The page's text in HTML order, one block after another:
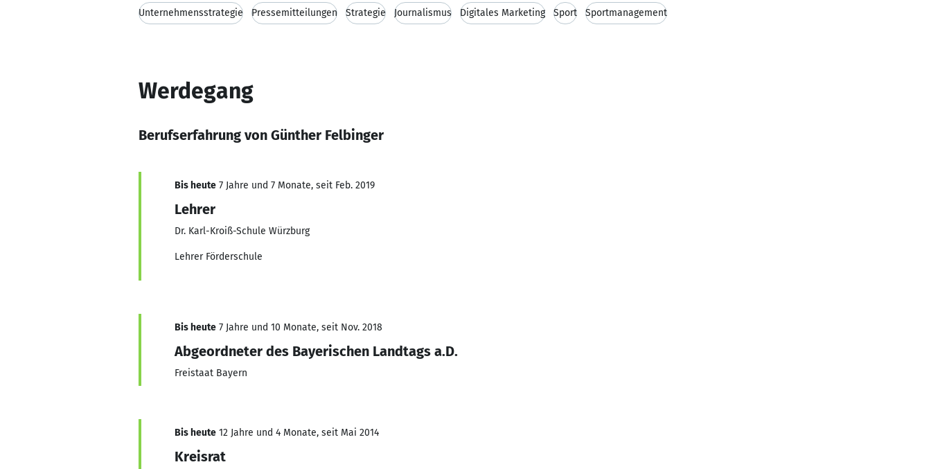
Unternehmensstrategie Pressemitteilungen Strategie Journalismus Digitales Marketing Sport Sportmanagement
Werdegang
Berufserfahrung von Günther Felbinger
Bis heute 7 Jahre und 7 Monate, seit Feb. 2019
Lehrer
Dr. Karl-Kroiß-Schule Würzburg
Lehrer Förderschule
Bis heute 7 Jahre und 10 Monate, seit Nov. 2018
Abgeordneter des Bayerischen Landtags a.D.
Freistaat Bayern
Bis heute 12 Jahre und 4 Monate, seit Mai 2014
Kreisrat